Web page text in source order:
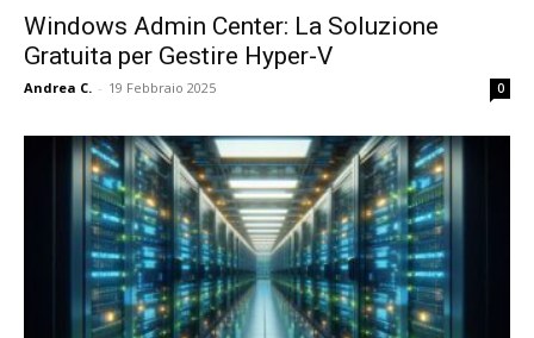
Windows Admin Center: La Soluzione
Gratuita per Gestire Hyper-V
Andrea C. - 19 Febbraio 2025 0